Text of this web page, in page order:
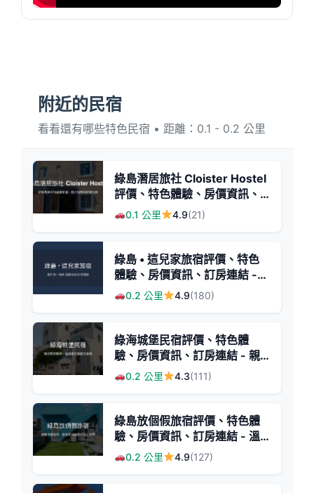
附近的民宿
看看還有哪些特色民宿 • 距離：0.1 - 0.2 公里
綠島潛居旅社 Cloister Hostel
評價、特色體驗、房價資訊、
訂房連結 - 溫馨親切的綠島民
0.1 公里 4.9(21)
綠島 • 這兒家旅宿評價、特色
體驗、房價資訊、訂房連結 -
溫馨親切的海島家
0.2 公里 4.9(180)
綠海城堡民宿評價、特色體
驗、房價資訊、訂房連結 - 親
切管家與綠島潛旅住宿
0.2 公里 4.3(111)
綠島放個假旅宿評價、特色體
驗、房價資訊、訂房連結 - 溫
馨海景住宿與貼心主人服務
0.2 公里 4.9(127)